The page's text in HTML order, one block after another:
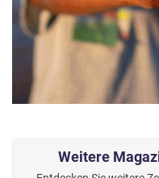
Weitere